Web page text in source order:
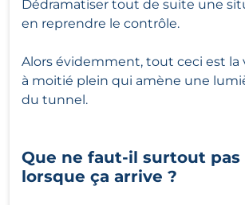
Dédramatiser tout de suite une
en reprendre le contrôle.
Alors évidemment, tout ceci est la
à moitié plein qui amène une
du tunnel.
Que ne faut-il surtout pas
lorsque ça arrive ?